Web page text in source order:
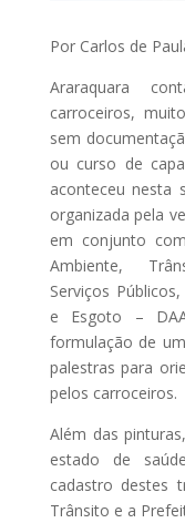
Por Carlos de
Araraquara
carroceiros,
sem
ou curso de
aconteceu nesta
organizada pela
em conjunto
Ambiente,
Serviços
e Esgoto –
formulação de
palestras para
pelos carroceiros.
Além das
estado de
cadastro destes
Trânsito e a